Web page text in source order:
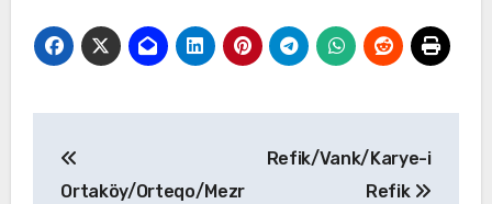
gezinmesi
Ortaköy/Orteqo/Mezr
Refik/Vank/Karye-i
Refik